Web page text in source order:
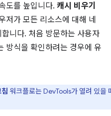
도를 높입니다. 캐시 비우기
저가 모든 리소스에 대해 네
니다. 처음 방문하는 사용자
방식을 확인하려는 경우에 유
워크플로는 DevTools가 열려 있을